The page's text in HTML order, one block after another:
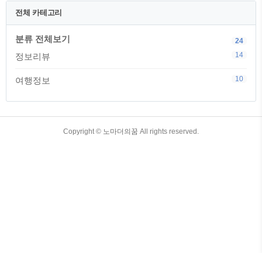
바랍니다. 대만 여행지원금 신청 바로가기
전체 카테고리
분류 전체보기 24
정보리뷰 14
여행정보 10
Copyright © 노마더의꿈 All rights reserved.
TistoryWhaleSkin3.4